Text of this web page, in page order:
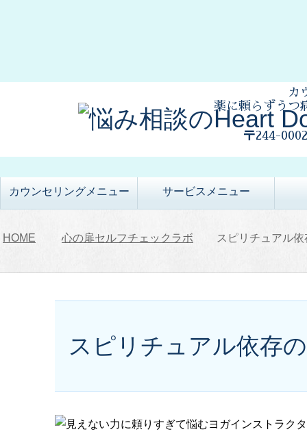
カ
薬に頼らずうつ
〒244-
カウンセリングメニュー サービスメニュー
HOME 心の扉セルフチェックラボ スピリチュアル
スピリチュアル依存